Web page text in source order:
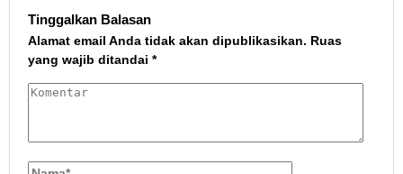
Tinggalkan Balasan
Alamat email Anda tidak akan dipublikasikan. Ruas
yang wajib ditandai *